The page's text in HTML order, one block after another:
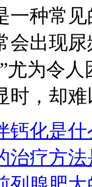
一种常
会出现
尤为令
时，却
钙化是
治疗方法